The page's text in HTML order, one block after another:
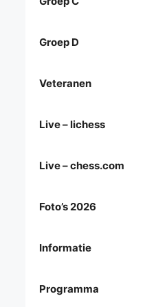
Groep D
Veteranen
Live – lichess
Live – chess.com
Foto’s 2026
Informatie
Programma